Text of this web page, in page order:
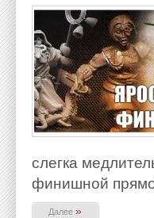
слегка
финишной
Далее»